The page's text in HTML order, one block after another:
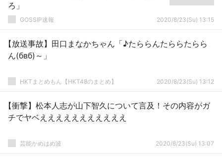
ろ」
GOSSIP速報 2020/8/23(Su) 13:15
【放送事故】田口まなかちゃん「♪たららんたららたらら
ん(бвб)～」
HKTまとめもん【HKT48のまとめ】 2020/8/23(Su) 13:12
【衝撃】松本人志が山下智久について言及！その内容がガ
チでヤベえええええええええええ
芸能かめはめ波 2020/8/23(Su) 13:07